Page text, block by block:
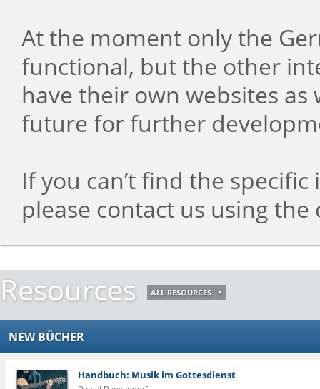
At the moment only the
functional, but the other
have their own websites
future for further
If you can’t find the
please contact us using
Resources ALL RESOURCES
NEW BÜCHER
Handbuch: Musik im Gottesdienst